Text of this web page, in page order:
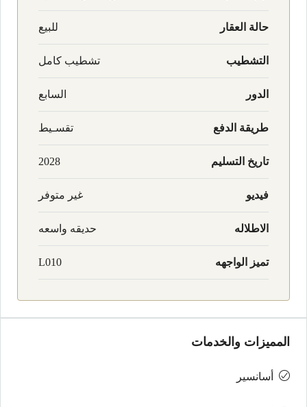
حالة العقار للبيع
التشطيب تشطيب كامل
الدور السابع
طريقة الدفع تقسـيط
تاريخ التسليم 2028
فيديو غير متوفر
الاطلاله حديقه واسعه
تميز الواجهه L010
المميزات والخدمات
أسانسير